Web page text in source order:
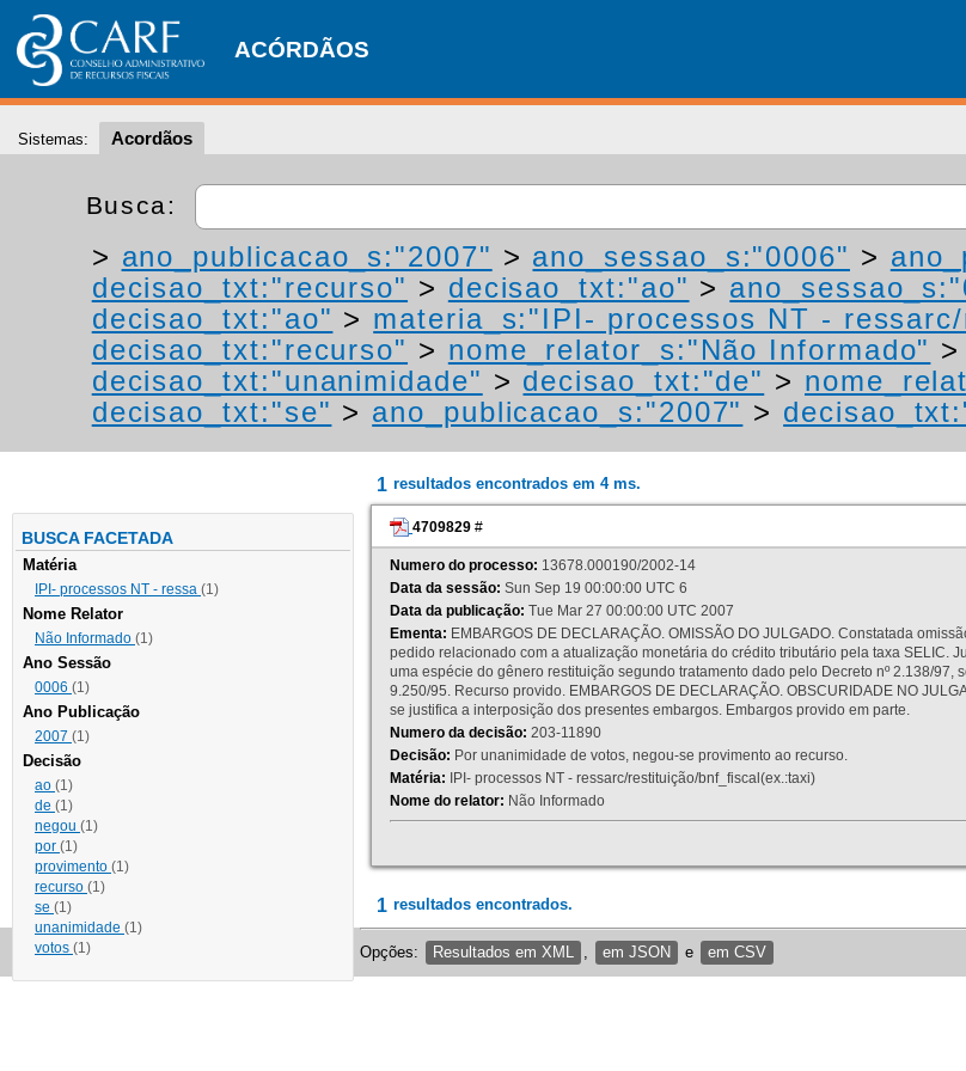
ACÓRDÃOS
Sistemas: Acordãos
Busca:
> ano_publicacao_s:"2007" > ano_sessao_s:"0006" >
decisao_txt:"recurso" > decisao_txt:"ao" >
decisao_txt:"ao" > materia_s:"IPI- processos NT -
decisao_txt:"recurso" > nome_relator_s:"Não Informado" >
decisao_txt:"unanimidade" > decisao_txt:"de" >
decisao_txt:"se" > ano_publicacao_s:"2007" >
BUSCA FACETADA
Matéria
IPI- processos NT - ressa (1)
Nome Relator
Não Informado (1)
Ano Sessão
0006 (1)
Ano Publicação
2007 (1)
Decisão
ao (1)
de (1)
negou (1)
por (1)
provimento (1)
recurso (1)
se (1)
unanimidade (1)
votos (1)
1 resultados encontrados em 4 ms.
4709829 #
Numero do processo: 13678.000190/2002-14
Data da sessão: Sun Sep 19 00:00:00 UTC 6
Data da publicação: Tue Mar 27 00:00:00 UTC 2007
Ementa: EMBARGOS DE DECLARAÇÃO. OMISSÃO DO JULGADO. Constatada
pedido relacionado com a atualização monetária do crédito tributário pela taxa SELIC.
uma espécie do gênero restituição segundo tratamento dado pelo Decreto nº 2.138/
9.250/95. Recurso provido. EMBARGOS DE DECLARAÇÃO. OBSCURIDADE NO
se justifica a interposição dos presentes embargos. Embargos provido em parte.
Numero da decisão: 203-11890
Decisão: Por unanimidade de votos, negou-se provimento ao recurso.
Matéria: IPI- processos NT - ressarc/restituição/bnf_fiscal(ex.:taxi)
Nome do relator: Não Informado
1 resultados encontrados.
Opções: Resultados em XML em JSON e em CSV